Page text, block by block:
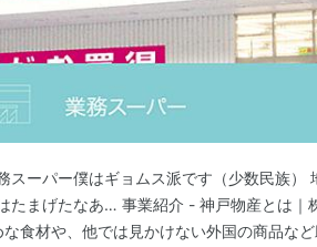
スーパー僕はギョムス派です（少数民族）
たまげたなあ… 事業紹介 - 神戸物産とは｜
食材や、他では見かけない外国の商品など